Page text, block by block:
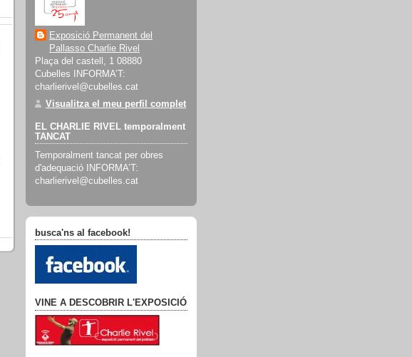
Exposició Permanent del
Pallasso Charlie Rivel
Plaça del castell, 1 08880
Cubelles INFORMA’T:
charlierivel@cubelles.cat
Visualitza el meu perfil complet
EL CHARLIE RIVEL temporalment
TANCAT
Temporalment tancat per obres
d'adequació INFORMA’T:
charlierivel@cubelles.cat
busca'ns al facebook!
VINE A DESCOBRIR L'EXPOSICIÓ